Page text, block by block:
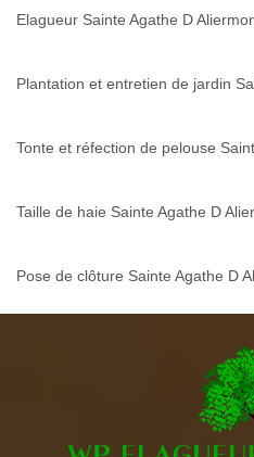
Elagueur Sainte Agathe D
Plantation et entretien de jardin
Tonte et réfection de pelouse
Taille de haie Sainte Agathe D
Pose de clôture Sainte Agathe D